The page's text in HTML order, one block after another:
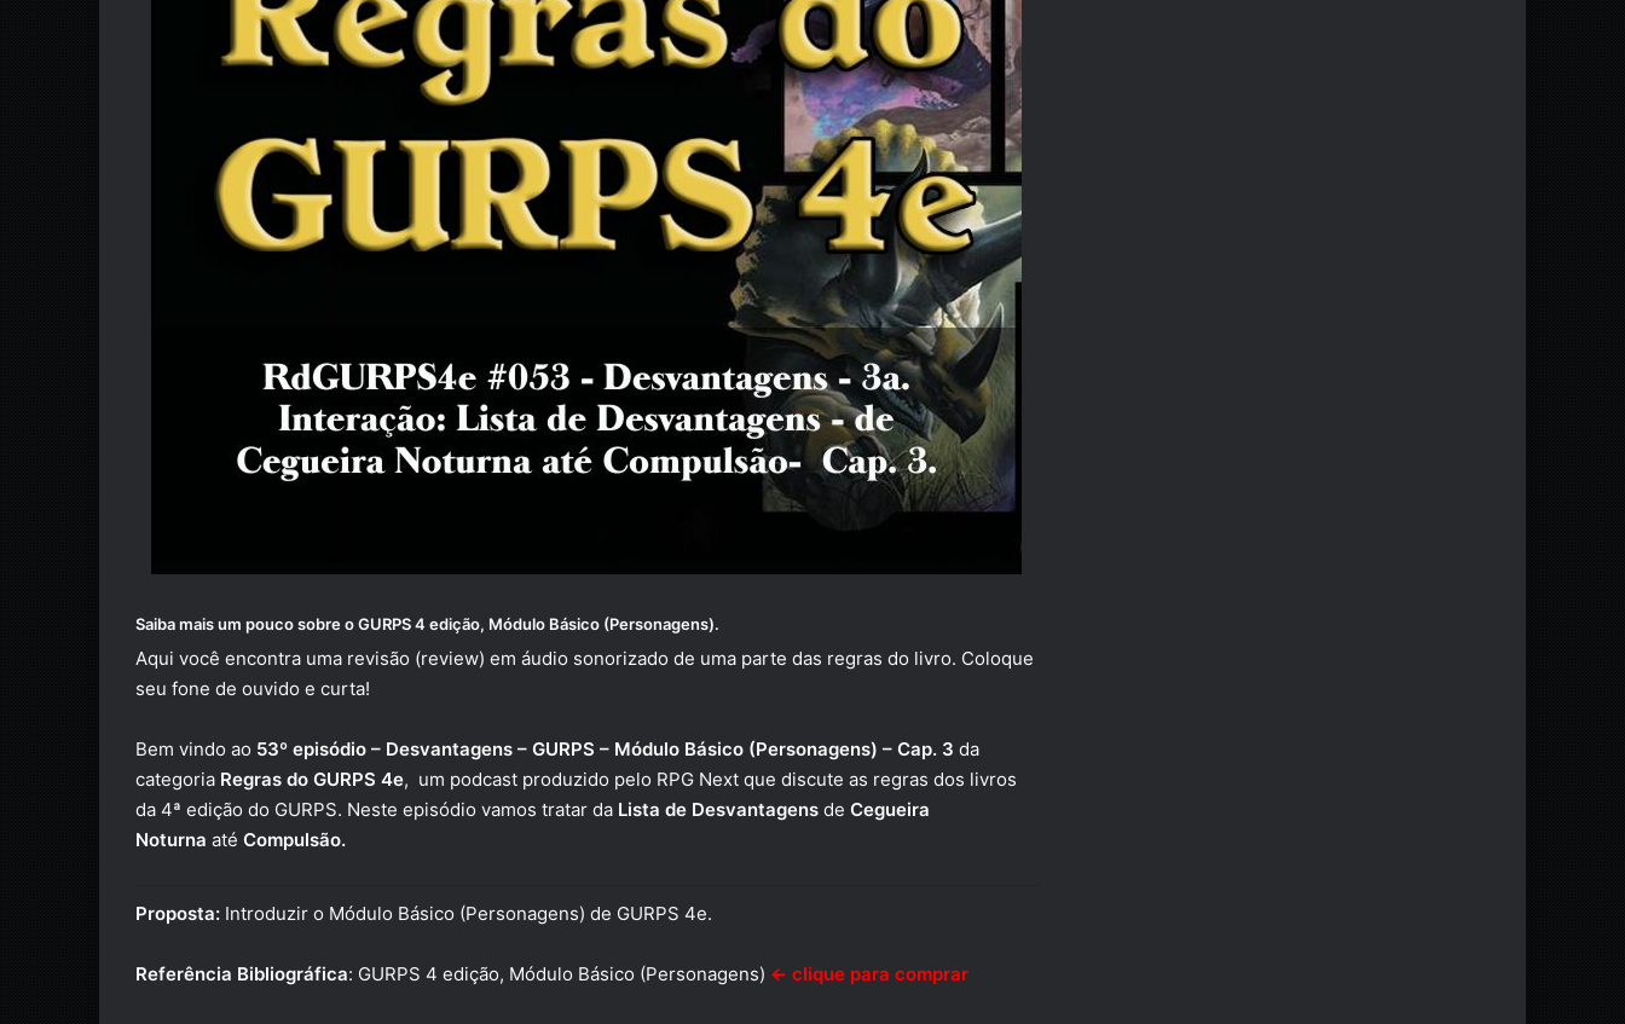
Saiba mais um pouco sobre oGURPS 4 edição, Módulo Básico (Personagens).
Aqui você encontra uma revisão (review) em áudio sonorizado de uma parte das regras do livro. Coloque
seu fone de ouvido e curta!
Bem vindo ao 53º episódio – Desvantagens – GURPS – Módulo Básico (Personagens) – Cap. 3 da
categoria Regras do GURPS 4e, um podcast produzido pelo RPG Next que discute as regras dos livros
da 4ª edição do GURPS. Neste episódio vamos tratar da Lista de Desvantagens de Cegueira
Noturna até Compulsão.
Proposta: Introduzir o Módulo Básico (Personagens) de GURPS 4e.
Referência Bibliográfica: GURPS 4 edição, Módulo Básico (Personagens) ← clique para comprar